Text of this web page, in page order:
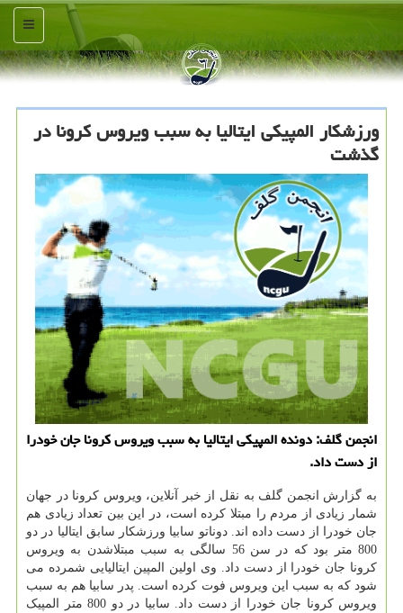
منو
ورزشكار المپیكی ایتالیا به سبب ویروس كرونا در
گذشت
انجمن گلف: دونده المپیكی ایتالیا به سبب ویروس كرونا جان خودرا
از دست داد.
به گزارش انجمن گلف به نقل از خبر آنلاین، ویروس کرونا در جهان
شمار زیادی از مردم را مبتلا کرده است، در این بین تعداد زیادی هم
جان خودرا از دست داده اند. دوناتو سابیا ورزشکار سابق ایتالیا در دو
800 متر بود که در سن 56 سالگی به سبب مبتلاشدن به ویروس
کرونا جان خودرا از دست داد. وی اولین المپین ایتالیایی شمرده می
شود که به سبب این ویروس فوت کرده است. پدر سابیا هم به سبب
ویروس کرونا جان خودرا از دست داد. سابیا در دو 800 متر المپیک